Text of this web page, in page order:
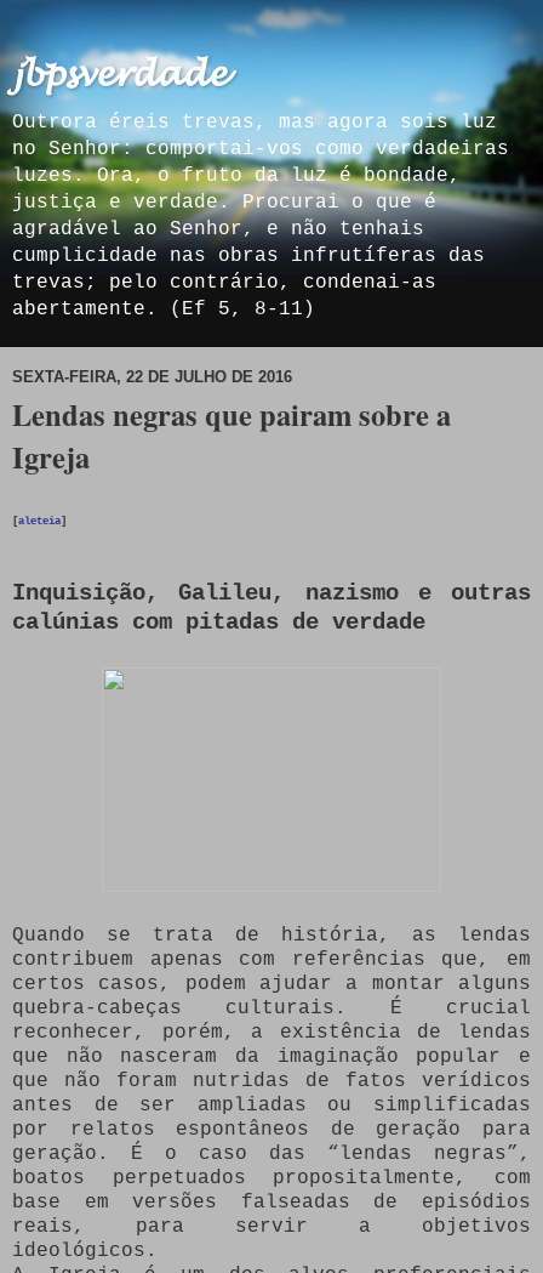
𝓳𝓫𝓹𝓼𝓿𝓮𝓻𝓭𝓪𝓭𝓮
Outrora éreis trevas, mas agora sois luz
no Senhor: comportai-vos como verdadeiras
luzes. Ora, o fruto da luz é bondade,
justiça e verdade. Procurai o que é
agradável ao Senhor, e não tenhais
cumplicidade nas obras infrutíferas das
trevas; pelo contrário, condenai-as
abertamente. (Ef 5, 8-11)
SEXTA-FEIRA, 22 DE JULHO DE 2016
Lendas negras que pairam sobre a
Igreja
aleteia
Inquisição, Galileu, nazismo e outras
calúnias com pitadas de verdade
Quando se trata de história, as lendas
contribuem apenas com referências que, em
certos casos, podem ajudar a montar alguns
quebra-cabeças culturais. É crucial
reconhecer, porém, a existência de lendas
que não nasceram da imaginação popular e
que não foram nutridas de fatos verídicos
antes de ser ampliadas ou simplificadas
por relatos espontâneos de geração para
geração. É o caso das “lendas negras”,
boatos perpetuados propositalmente, com
base em versões falseadas de episódios
reais, para servir a objetivos
ideológicos.